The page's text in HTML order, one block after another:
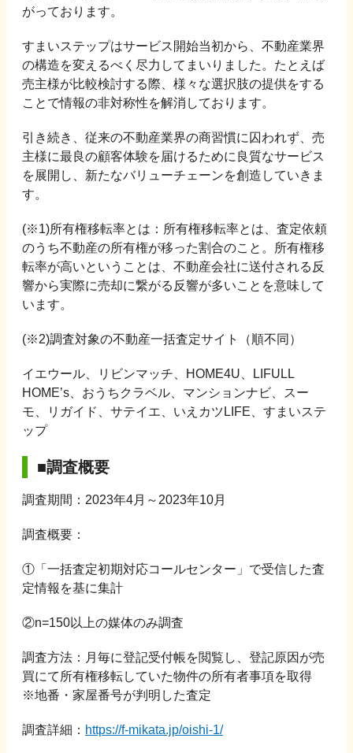
がっております。
すまいステップはサービス開始当初から、不動産業界
の構造を変えるべく尽力してまいりました。たとえば
売主様が比較検討する際、様々な選択肢の提供をする
ことで情報の非対称性を解消しております。
引き続き、従来の不動産業界の商習慣に囚われず、売
主様に最良の顧客体験を届けるために良質なサービス
を展開し、新たなバリューチェーンを創造していきま
す。
(※1)所有権移転率とは：所有権移転率とは、査定依頼
のうち不動産の所有権が移った割合のこと。所有権移
転率が高いということは、不動産会社に送付される反
響から実際に売却に繋がる反響が多いことを意味して
います。
(※2)調査対象の不動産一括査定サイト（順不同）
イエウール、リビンマッチ、HOME4U、LIFULL
HOME’s、おうちクラベル、マンションナビ、スー
モ、リガイド、サテイエ、いえカツLIFE、すまいステ
ップ
■調査概要
調査期間：2023年4月～2023年10月
調査概要：
①「一括査定初期対応コールセンター」で受信した査
定情報を基に集計
②n=150以上の媒体のみ調査
調査方法：月毎に登記受付帳を閲覧し、登記原因が売
買にて所有権移転していた物件の所有者事項を取得
※地番・家屋番号が判明した査定
調査詳細： https://f-mikata.jp/oishi-1/